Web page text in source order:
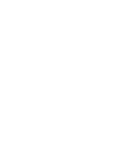
pogodowe. . .